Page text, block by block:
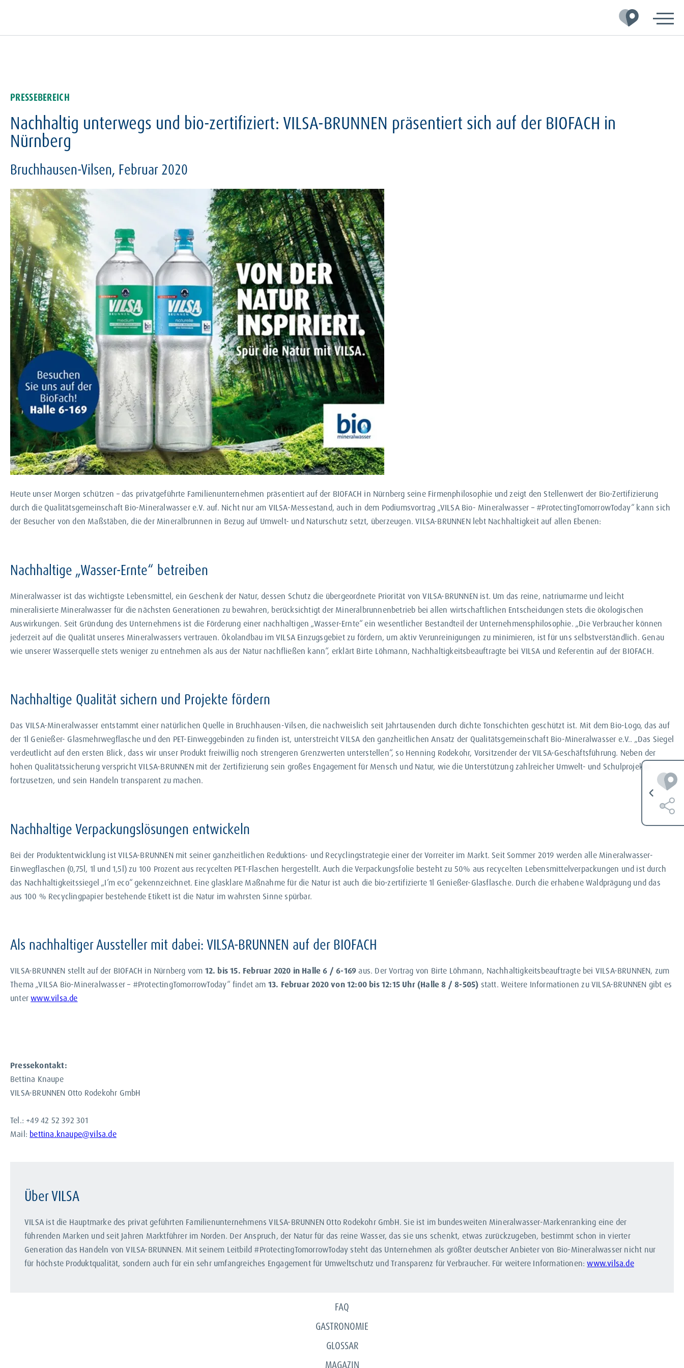
Hauptnavigation
Inhalt
Footer
PRESSEBEREICH
Nachhaltig unterwegs und bio-zertifiziert: VILSA-BRUNNEN präsentiert sich auf der BIOFACH in
Nürnberg
Bruchhausen-Vilsen, Februar 2020
Heute unser Morgen schützen – das privatgeführte Familienunternehmen präsentiert auf der BIOFACH in Nürnberg seine Firmenphilosophie und zeigt den Stellenwert der Bio-Zertifizierung
durch die Qualitätsgemeinschaft Bio-Mineralwasser e.V. auf. Nicht nur am VILSA-Messestand, auch in dem Podiumsvortrag „VILSA Bio- Mineralwasser – #ProtectingTomorrowToday“ kann sich
der Besucher von den Maßstäben, die der Mineralbrunnen in Bezug auf Umwelt- und Naturschutz setzt, überzeugen. VILSA-BRUNNEN lebt Nachhaltigkeit auf allen Ebenen:
Nachhaltige „Wasser-Ernte“ betreiben
Mineralwasser ist das wichtigste Lebensmittel, ein Geschenk der Natur, dessen Schutz die übergeordnete Priorität von VILSA-BRUNNEN ist. Um das reine, natriumarme und leicht
mineralisierte Mineralwasser für die nächsten Generationen zu bewahren, berücksichtigt der Mineralbrunnenbetrieb bei allen wirtschaftlichen Entscheidungen stets die ökologischen
Auswirkungen. Seit Gründung des Unternehmens ist die Förderung einer nachhaltigen „Wasser-Ernte“ ein wesentlicher Bestandteil der Unternehmensphilosophie. „Die Verbraucher können
jederzeit auf die Qualität unseres Mineralwassers vertrauen. Ökolandbau im VILSA Einzugsgebiet zu fördern, um aktiv Verunreinigungen zu minimieren, ist für uns selbstverständlich. Genau
wie unserer Wasserquelle stets weniger zu entnehmen als aus der Natur nachfließen kann“, erklärt Birte Löhmann, Nachhaltigkeitsbeauftragte bei VILSA und Referentin auf der BIOFACH.
Nachhaltige Qualität sichern und Projekte fördern
Das VILSA-Mineralwasser entstammt einer natürlichen Quelle in Bruchhausen-Vilsen, die nachweislich seit Jahrtausenden durch dichte Tonschichten geschützt ist. Mit dem Bio-Logo, das auf
der 1l Genießer- Glasmehrwegflasche und den PET-Einweggebinden zu finden ist, unterstreicht VILSA den ganzheitlichen Ansatz der Qualitätsgemeinschaft Bio-Mineralwasser e.V.. „Das Siegel
verdeutlicht auf den ersten Blick, dass wir unser Produkt freiwillig noch strengeren Grenzwerten unterstellen“, so Henning Rodekohr, Vorsitzender der VILSA-Geschäftsführung. Neben der
hohen Qualitätssicherung verspricht VILSA-BRUNNEN mit der Zertifizierung sein großes Engagement für Mensch und Natur, wie die Unterstützung zahlreicher Umwelt- und Schulprojekte
fortzusetzen, und sein Handeln transparent zu machen.
Nachhaltige Verpackungslösungen entwickeln
Bei der Produktentwicklung ist VILSA-BRUNNEN mit seiner ganzheitlichen Reduktions- und Recyclingstrategie einer der Vorreiter im Markt. Seit Sommer 2019 werden alle Mineralwasser-
Einwegflaschen (0,75l, 1l und 1,5l) zu 100 Prozent aus recycelten PET-Flaschen hergestellt. Auch die Verpackungsfolie besteht zu 50% aus recycelten Lebensmittelverpackungen und ist durch
das Nachhaltigkeitssiegel „I’m eco“ gekennzeichnet. Eine glasklare Maßnahme für die Natur ist auch die bio-zertifizierte 1l Genießer-Glasflasche. Durch die erhabene Waldprägung und das
aus 100 % Recyclingpapier bestehende Etikett ist die Natur im wahrsten Sinne spürbar.
Als nachhaltiger Aussteller mit dabei: VILSA-BRUNNEN auf der BIOFACH
VILSA-BRUNNEN stellt auf der BIOFACH in Nürnberg vom 12. bis 15. Februar 2020 in Halle 6 / 6-169 aus. Der Vortrag von Birte Löhmann, Nachhaltigkeitsbeauftragte bei VILSA-BRUNNEN, zum
Thema „VILSA Bio-Mineralwasser – #ProtectingTomorrowToday“ findet am 13. Februar 2020 von 12:00 bis 12:15 Uhr (Halle 8 / 8-505) statt. Weitere Informationen zu VILSA-BRUNNEN gibt es
unterwww.vilsa.de
Pressekontakt:
Bettina Knaupe
VILSA-BRUNNEN Otto Rodekohr GmbH
Tel.: +49 42 52 392 301
Mail: bettina.knaupe@vilsa.de
Über VILSA
VILSA ist die Hauptmarke des privat geführten Familienunternehmens VILSA-BRUNNEN Otto Rodekohr GmbH. Sie ist im bundesweiten Mineralwasser-Markenranking eine der
führenden Marken und seit Jahren Marktführer im Norden. Der Anspruch, der Natur für das reine Wasser, das sie uns schenkt, etwas zurückzugeben, bestimmt schon in vierter
Generation das Handeln von VILSA-BRUNNEN. Mit seinem Leitbild #ProtectingTomorrowToday steht das Unternehmen als größter deutscher Anbieter von Bio-Mineralwasser nicht nur
für höchste Produktqualität, sondern auch für ein sehr umfangreiches Engagement für Umweltschutz und Transparenz für Verbraucher. Für weitere Informationen:www.vilsa.de
FAQ
GASTRONOMIE
GLOSSAR
MAGAZIN